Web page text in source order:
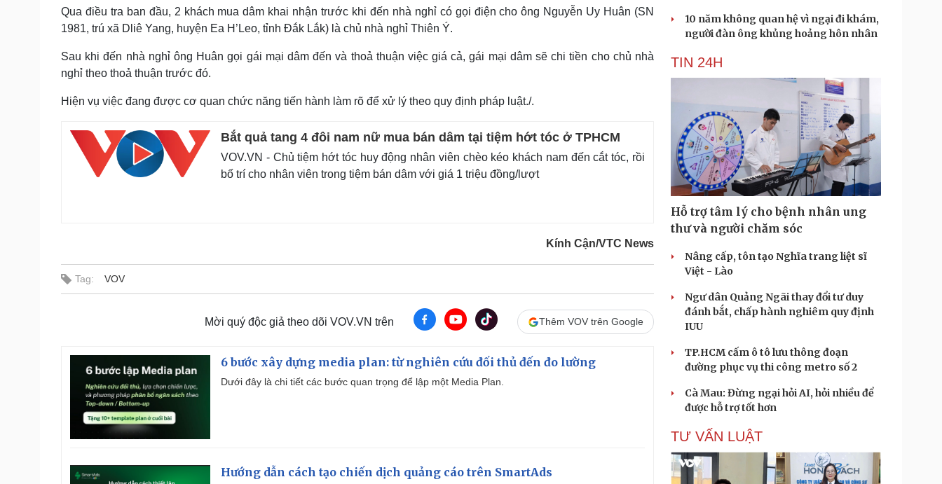
Qua điều tra ban đầu, 2 khách mua dâm khai nhận trước khi đến nhà nghỉ có gọi điện cho ông Nguyễn Uy Huân (SN
1981, trú xã Dliê Yang, huyện Ea H’Leo, tỉnh Đắk Lắk) là chủ nhà nghỉ Thiên Ý.
Sau khi đến nhà nghỉ ông Huân gọi gái mại dâm đến và thoả thuận việc giá cả, gái mại dâm sẽ chi tiền cho chủ nhà
nghỉ theo thoả thuận trước đó.
Hiện vụ việc đang được cơ quan chức năng tiến hành làm rõ để xử lý theo quy định pháp luật./.
Bắt quả tang 4 đôi nam nữ mua bán dâm tại tiệm hớt tóc ở TPHCM
VOV.VN - Chủ tiệm hớt tóc huy động nhân viên chèo kéo khách nam đến cắt tóc, rồi
bố trí cho nhân viên trong tiệm bán dâm với giá 1 triệu đồng/lượt
Kính Cận/VTC News
Tag: VOV
Mời quý độc giả theo dõi VOV.VN trên Thêm VOV trên Google
6 bước xây dựng media plan: từ nghiên cứu đối thủ đến đo lường
Dưới đây là chi tiết các bước quan trọng để lập một Media Plan.
Hướng dẫn cách tạo chiến dịch quảng cáo trên SmartAds
10 năm không quan hệ vì ngại đi khám,
người đàn ông khủng hoảng hôn nhân
TIN 24H
Hỗ trợ tâm lý cho bệnh nhân ung
thư và người chăm sóc
Nâng cấp, tôn tạo Nghĩa trang liệt sĩ
Việt - Lào
Ngư dân Quảng Ngãi thay đổi tư duy
đánh bắt, chấp hành nghiêm quy định
IUU
TP.HCM cấm ô tô lưu thông đoạn
đường phục vụ thi công metro số 2
Cà Mau: Đừng ngại hỏi AI, hỏi nhiều để
được hỗ trợ tốt hơn
TƯ VẤN LUẬT